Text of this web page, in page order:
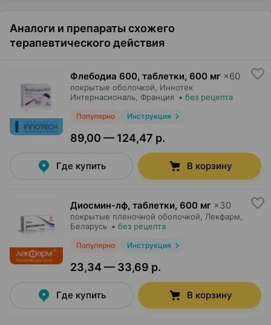
Аналоги и препараты схожего
терапевтического действия
Флебодиа 600, таблетки, 600 мг ×60
покрытые оболочкой,
Иннотек
Интернасиональ , Франция • без рецепта
Популярно Инструкция
89,00 — 124,47 р.
Где купить В корзину
Диосмин-лф, таблетки, 600 мг ×30
покрытые пленочной оболочкой, Лекфарм
Беларусь • без рецепта
Популярно Инструкция
23,34 — 33,69 р.
Где купить В корзину